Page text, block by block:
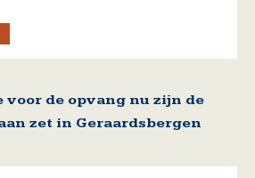
voor de opvang nu zijn de
zet in Geraardsbergen